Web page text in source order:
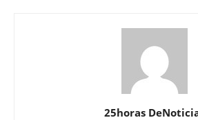
25horas